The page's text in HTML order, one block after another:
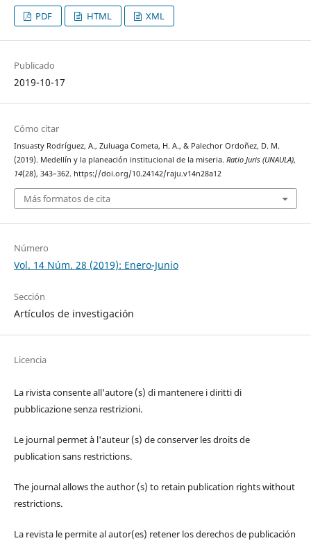
PDF HTML XML
Publicado
2019-10-17
Cómo citar
Insuasty Rodríguez, A., Zuluaga Cometa, H. A., & Palechor Ordoñez, D. M.
(2019). Medellín y la planeación institucional de la miseria. Ratio Juris (UNAULA),
14(28), 343–362. https://doi.org/10.24142/raju.v14n28a12
Más formatos de cita
Número
Vol. 14 Núm. 28 (2019): Enero-Junio
Sección
Artículos de investigación
Licencia
La rivista consente all'autore (s) di mantenere i diritti di
pubblicazione senza restrizioni.
Le journal permet à l'auteur (s) de conserver les droits de
publication sans restrictions.
The journal allows the author (s) to retain publication rights without
restrictions.
La revista le permite al autor(es) retener los derechos de publicación